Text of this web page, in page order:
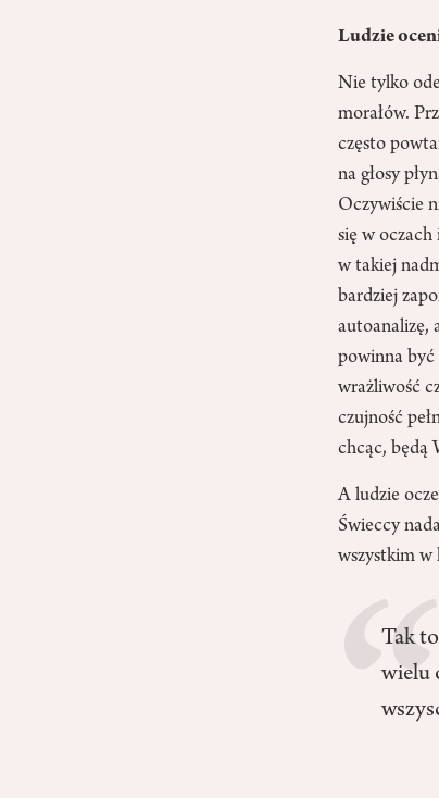
Ludzie
Nie tylko
morałów.
często
na głosy
Oczywiście
się w
w takiej
bardziej
autoanalizę,
powinna być
wrażliwość
czujność
chcąc, będą
A ludzie
Świeccy
wszystkim w
Tak
wielu